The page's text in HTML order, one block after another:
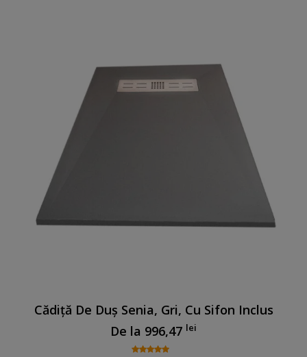
Cădiță De Duș Senia, Gri, Cu Sifon Inclus
De la 996,47 lei